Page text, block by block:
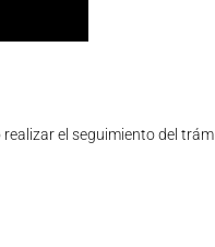
realizar el seguimiento del